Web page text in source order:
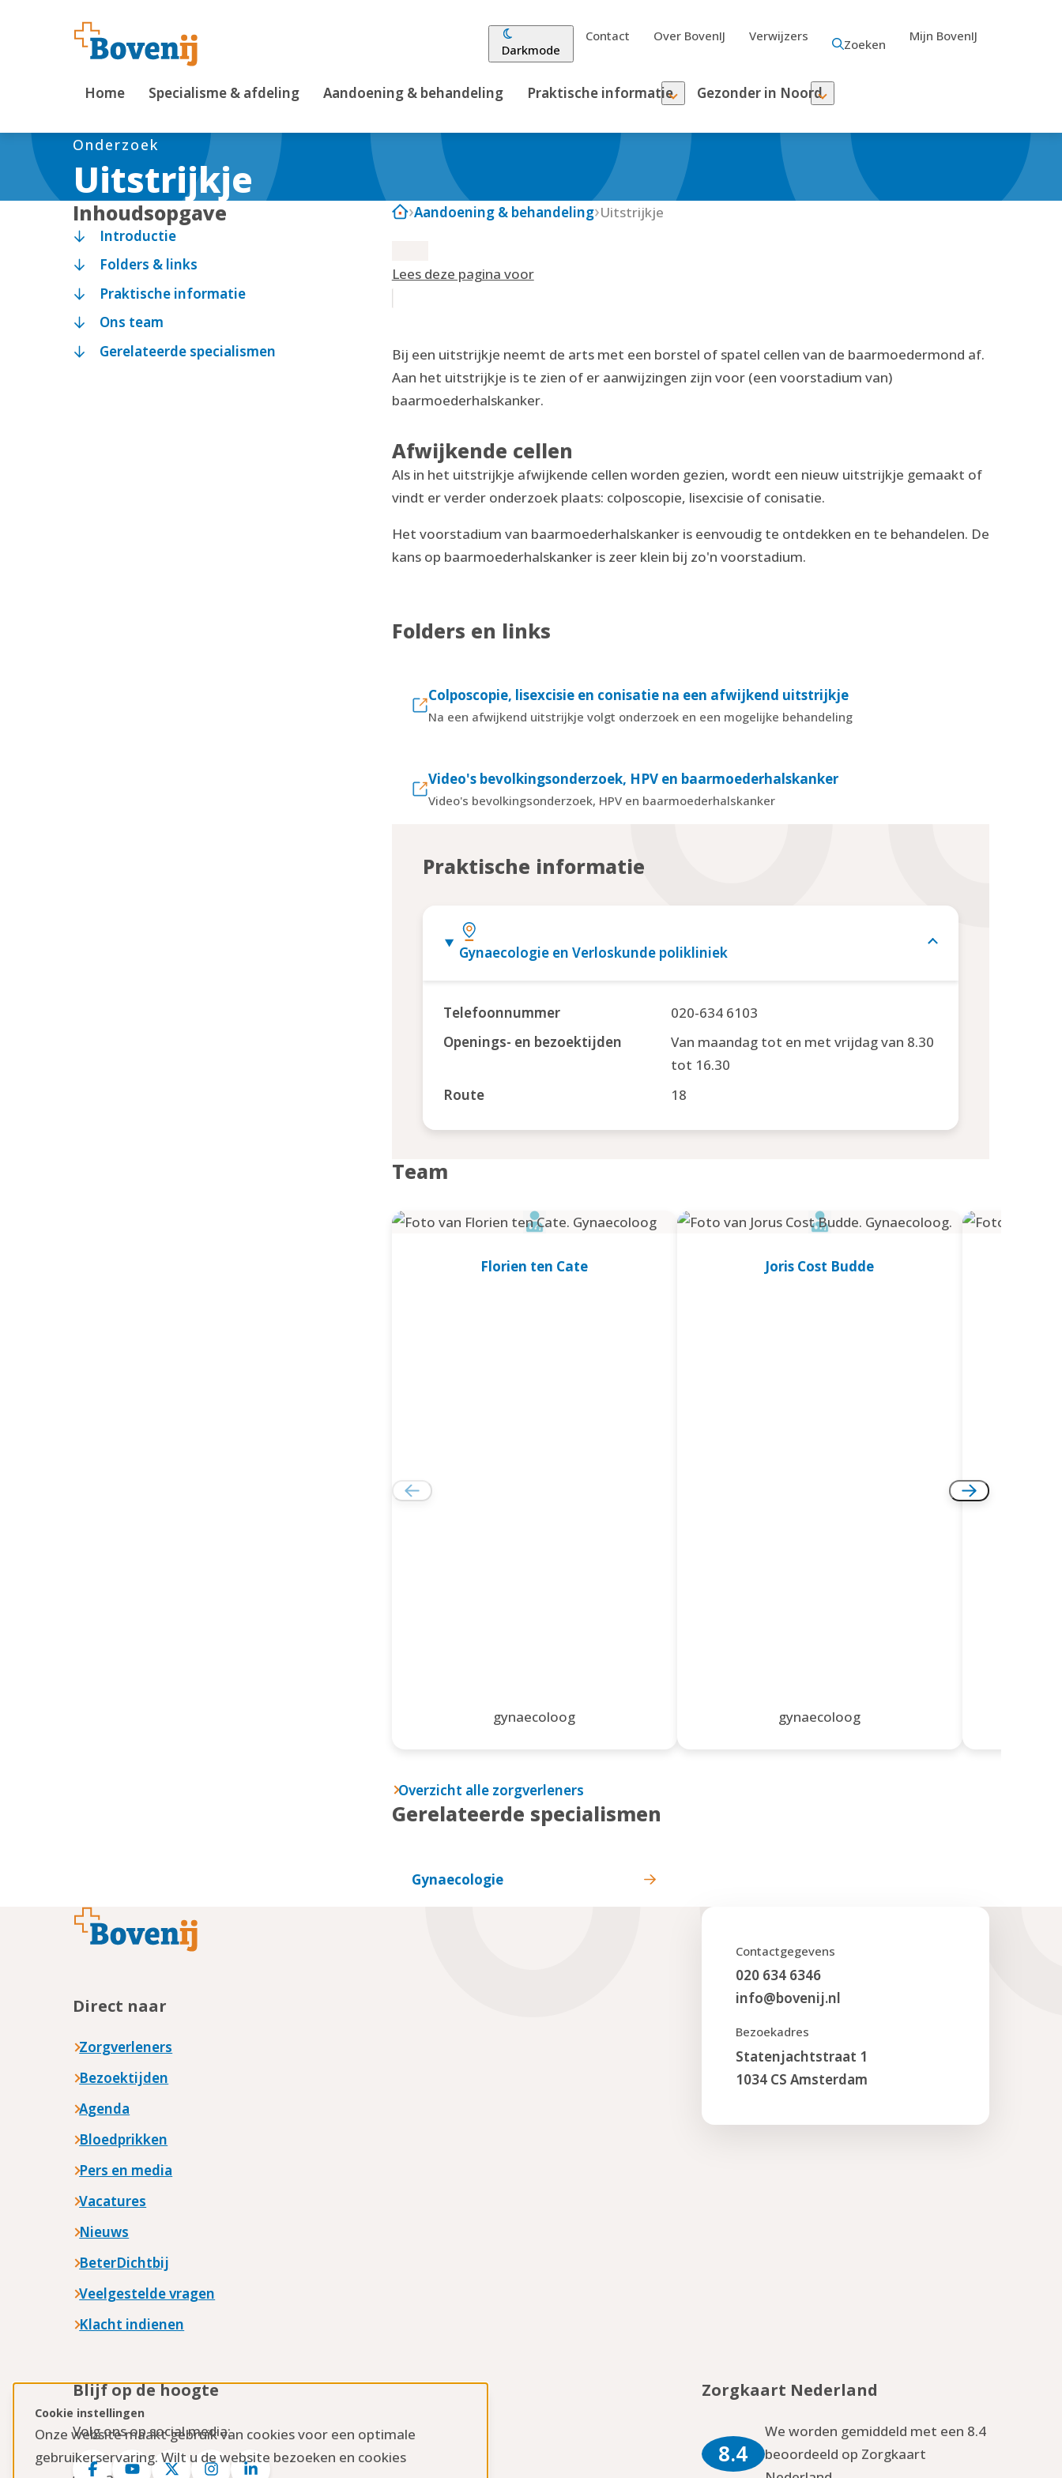
Cookie instellingen
Onze website maakt gebruik van cookies voor een optimale
gebruikerservaring. Wilt u de website bezoeken en cookies
Darkmode
Contact Over BovenIJ Verwijzers
Zoeken
Mijn BovenIJ
Home Specialisme & afdeling Aandoening & behandeling Praktische informatie Gezonder in Noord
Uitstrijkje
Onderzoek
Inhoudsopgave
Introductie
Folders & links
Praktische informatie
Ons team
Gerelateerde specialismen
Aandoening & behandeling Uitstrijkje
Lees deze pagina voor
Bij een uitstrijkje neemt de arts met een borstel of spatel cellen van de baarmoedermond af.
Aan het uitstrijkje is te zien of er aanwijzingen zijn voor (een voorstadium van)
baarmoederhalskanker.
Afwijkende cellen
Als in het uitstrijkje afwijkende cellen worden gezien, wordt een nieuw uitstrijkje gemaakt of
vindt er verder onderzoek plaats: colposcopie, lisexcisie of conisatie.
Het voorstadium van baarmoederhalskanker is eenvoudig te ontdekken en te behandelen. De
kans op baarmoederhalskanker is zeer klein bij zo'n voorstadium.
Folders en links
Colposcopie, lisexcisie en conisatie na een afwijkend uitstrijkje
Na een afwijkend uitstrijkje volgt onderzoek en een mogelijke behandeling
Video's bevolkingsonderzoek, HPV en baarmoederhalskanker
Video's bevolkingsonderzoek, HPV en baarmoederhalskanker
Praktische informatie
Gynaecologie en Verloskunde polikliniek
Telefoonnummer
020-634 6103
Openings- en bezoektijden
Van maandag tot en met vrijdag van 8.30
tot 16.30
Route
18
Team
Florien ten Cate
gynaecoloog
Joris Cost Budde
gynaecoloog
Overzicht alle zorgverleners
Gerelateerde specialismen
Gynaecologie
Contactgegevens
020 634 6346
info@bovenij.nl
Bezoekadres
Statenjachtstraat 1
1034 CS Amsterdam
Direct naar
Zorgverleners
Bezoektijden
Agenda
Bloedprikken
Pers en media
Vacatures
Nieuws
BeterDichtbij
Veelgestelde vragen
Klacht indienen
Blijf op de hoogte
Volg ons op social media:
Zorgkaart Nederland
8.4
We worden gemiddeld met een 8.4
beoordeeld op Zorgkaart